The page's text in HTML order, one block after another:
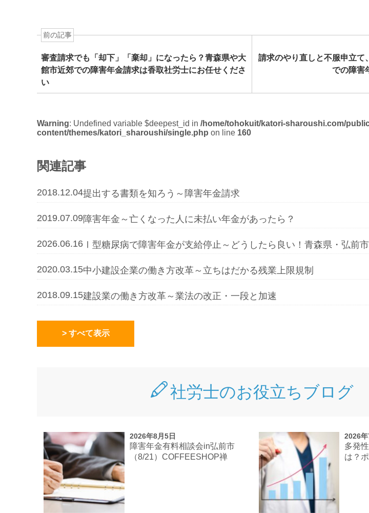
前の記事
審査請求でも「却下」「棄却」になったら？青森県や大
館市近郊での障害年金請求は香取社労士にお任せくださ
い
請求のやり直しと不服申立て
での障害
Warning: Undefined variable $deepest_id in /home/tohokuit/katori-sharoushi.com/
content/themes/katori_sharoushi/single.php on line 160
関連記事
2018.12.04提出する書類を知ろう～障害年金請求
2019.07.09障害年金～亡くなった人に未払い年金があったら？
2026.06.16 Ⅰ型糖尿病で障害年金が支給停止～どうしたら良い！青森県・弘前市
2020.03.15中小建設企業の働き方改革～立ちはだかる残業上限規制
2018.09.15建設業の働き方改革～業法の改正・一段と加速
> すべて表示
社労士のお役立ちブログ
2026年8月5日
障害年金有料相談会in弘前市
（8/21）COFFEESHOP禅
2026
多発
は？